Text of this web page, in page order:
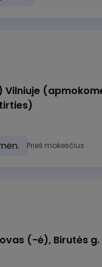
Vilniuje
Prieš mokesčius
(-ė), Birutės g.